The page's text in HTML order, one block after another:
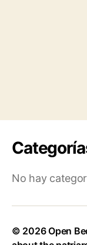
No hay
© 2026Open